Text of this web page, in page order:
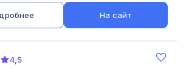
На сайт
4,5